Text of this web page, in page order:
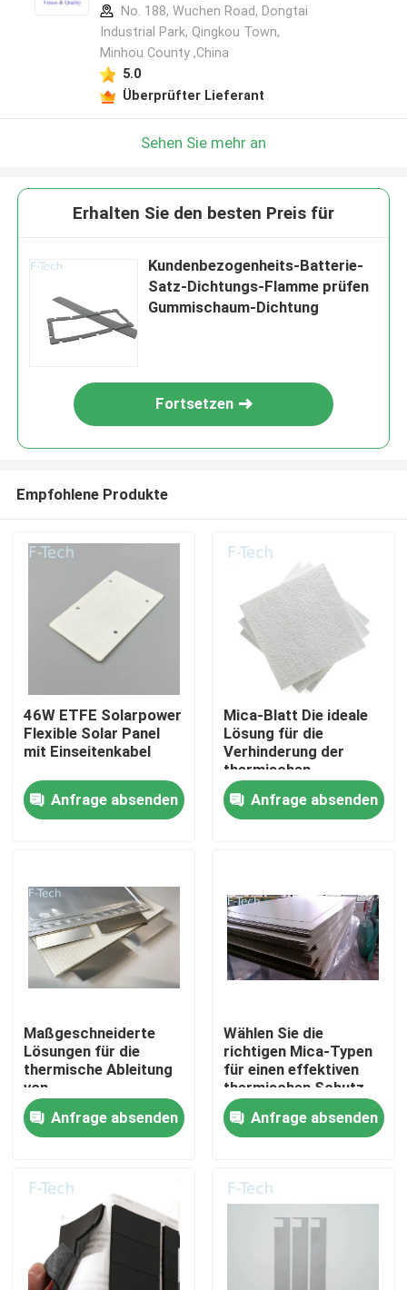
Zu Hause
Produkte
VR-Show
Über uns
Werksbesichtigung
Qualitätskontrolle
Neuigkeiten
Rechtssachen
No. 188, Wuchen Road, Dongtai
Industrial Park, Qingkou Town,
Minhou County ,China
5.0
Überprüfter Lieferant
Sehen Sie mehr an
Erhalten Sie den besten Preis für
Kundenbezogenheits-Batterie-
Satz-Dichtungs-Flamme prüfen
Gummischaum-Dichtung
Fortsetzen
Empfohlene Produkte
46W ETFE Solarpower
Flexible Solar Panel
mit Einseitenkabel
Anfrage absenden
Mica-Blatt Die ideale
Lösung für die
Verhinderung der
thermischen
Ausrottung der EV-
BatterieAnfrage absenden
Maßgeschneiderte
Lösungen für die
thermische Ableitung
von
Elektrofahrzeugbatterien
mit Mica-Blättern
Anfrage absenden
Wählen Sie die
richtigen Mica-Typen
für einen effektiven
thermischen Schutz
der EV-Batterie
Anfrage absenden